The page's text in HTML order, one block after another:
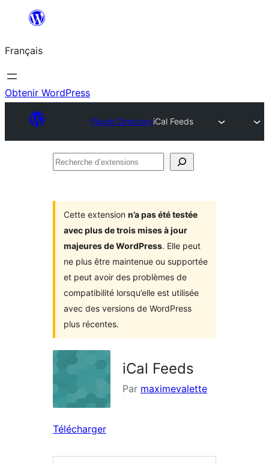
contenu
Français
Obtenir WordPress
Plugin DirectoryiCal Feeds
Recherche
Cette extension n’a pas été testée
avec plus de trois mises à jour
majeures de WordPress. Elle peut
ne plus être maintenue ou supportée
et peut avoir des problèmes de
compatibilité lorsqu’elle est utilisée
avec des versions de WordPress
plus récentes.
iCal Feeds
Par maximevalette
Télécharger